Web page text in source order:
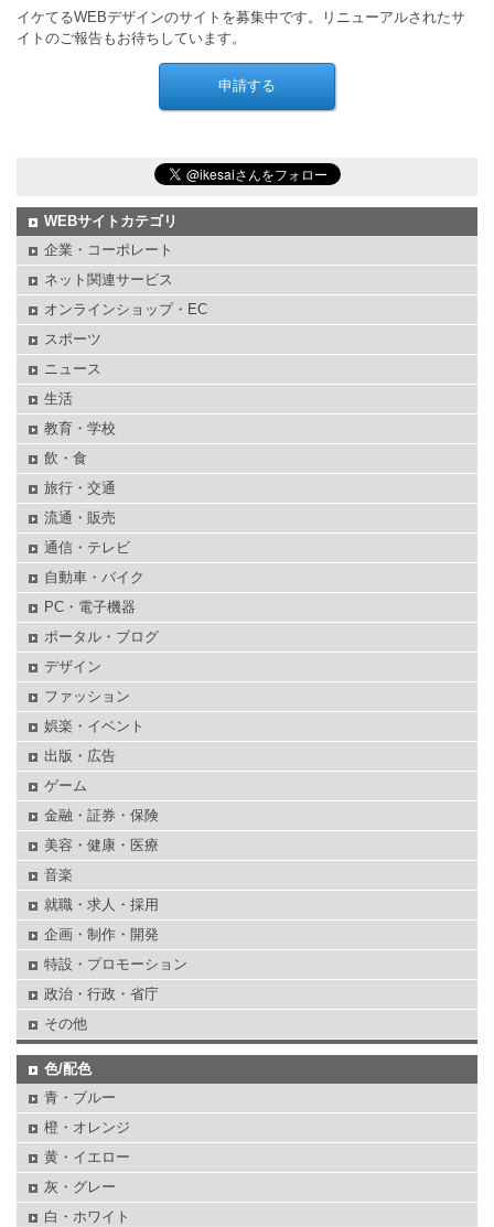
イケてるWEBデザインのサイトを募集中です。リニューアルされたサ
イトのご報告もお待ちしています。
WEBサイトカテゴリ
企業・コーポレート
ネット関連サービス
オンラインショップ・EC
スポーツ
ニュース
生活
教育・学校
飲・食
旅行・交通
流通・販売
通信・テレビ
自動車・バイク
PC・電子機器
ポータル・ブログ
デザイン
ファッション
娯楽・イベント
出版・広告
ゲーム
金融・証券・保険
美容・健康・医療
音楽
就職・求人・採用
企画・制作・開発
特設・プロモーション
政治・行政・省庁
その他
色/配色
青・ブルー
橙・オレンジ
黄・イエロー
灰・グレー
白・ホワイト